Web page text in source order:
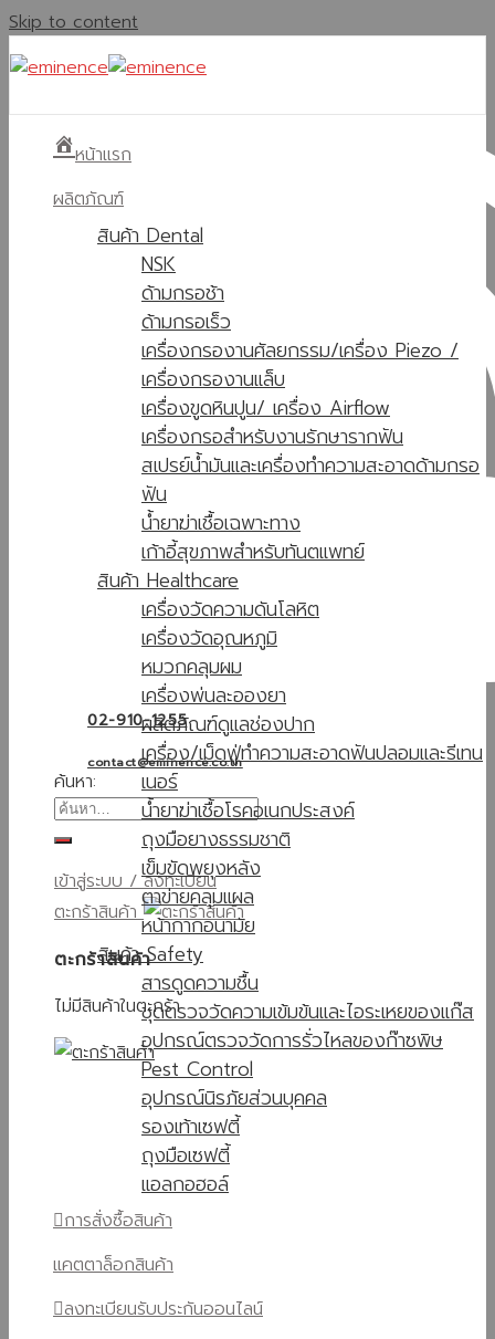
Skip to content
02-910-1255
contact@eminence.co.th
ค้นหา:
เข้าสู่ระบบ / ลงทะเบียน
ตะกร้าสินค้า
ตะกร้าสินค้า
ไม่มีสินค้าในตะกร้า
หน้าแรก
ผลิตภัณฑ์
สินค้า Dental
NSK
ด้ามกรอช้า
ด้ามกรอเร็ว
เครื่องกรองานศัลยกรรม/เครื่อง Piezo /
เครื่องกรองานแล็บ
เครื่องขูดหินปูน/ เครื่อง Airflow
เครื่องกรอสำหรับงานรักษารากฟัน
สเปรย์น้ำมันและเครื่องทำความสะอาดด้ามกรอ
ฟัน
น้ำยาฆ่าเชื้อเฉพาะทาง
เก้าอี้สุขภาพสำหรับทันตแพทย์
สินค้า Healthcare
เครื่องวัดความดันโลหิต
เครื่องวัดอุณหภูมิ
หมวกคลุมผม
เครื่องพ่นละอองยา
ผลิตภัณฑ์ดูแลช่องปาก
เครื่อง/เม็ดฟู่ทำความสะอาดฟันปลอมและรีเทน
เนอร์
น้ำยาฆ่าเชื้อโรคอเนกประสงค์
ถุงมือยางธรรมชาติ
เข็มขัดพยุงหลัง
ตาข่ายคลุมแผล
หน้ากากอนามัย
สินค้า Safety
สารดูดความชื้น
ชุดตรวจวัดความเข้มข้นและไอระเหยของแก๊ส
อุปกรณ์ตรวจวัดการรั่วไหลของก๊าซพิษ
Pest Control
อุปกรณ์นิรภัยส่วนบุคคล
รองเท้าเซฟตี้
ถุงมือเซฟตี้
แอลกอฮอล์
การสั่งซื้อสินค้า
แคตตาล็อกสินค้า
ลงทะเบียนรับประกันออนไลน์